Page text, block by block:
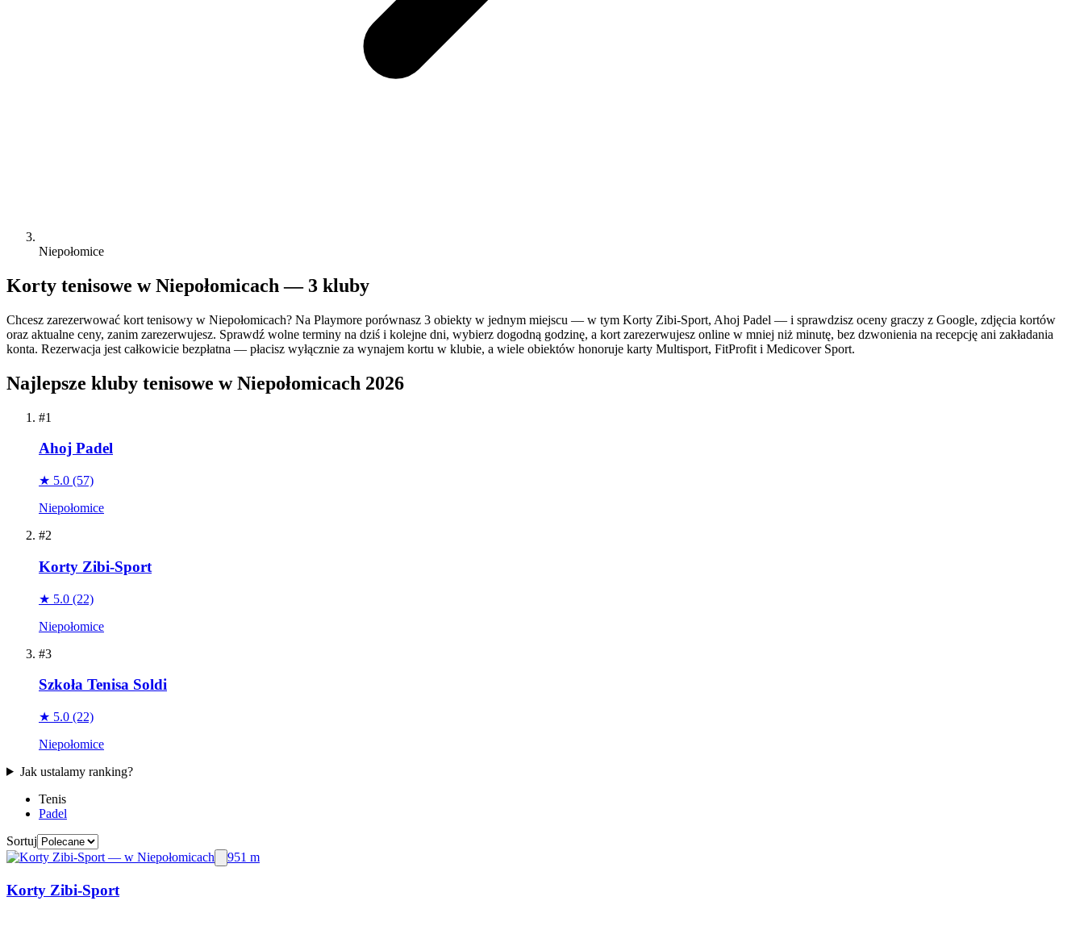
Niepołomice
Korty tenisowe w Niepołomicach — 3 kluby
Chcesz zarezerwować kort tenisowy w Niepołomicach? Na Playmore porównasz 3 obiekty w jednym miejscu — w tym Korty Zibi-Sport, Ahoj Padel — i sprawdzisz oceny graczy z Google, zdjęcia kortów
oraz aktualne ceny, zanim zarezerwujesz. Sprawdź wolne terminy na dziś i kolejne dni, wybierz dogodną godzinę, a kort zarezerwujesz online w mniej niż minutę, bez dzwonienia na recepcję ani zakładania
konta. Rezerwacja jest całkowicie bezpłatna — płacisz wyłącznie za wynajem kortu w klubie, a wiele obiektów honoruje karty Multisport, FitProfit i Medicover Sport.
Najlepsze kluby tenisowe w Niepołomicach 2026
#1
Ahoj Padel
★ 5.0 (57)
Niepołomice
#2
Korty Zibi-Sport
★ 5.0 (22)
Niepołomice
#3
Szkoła Tenisa Soldi
★ 5.0 (22)
Niepołomice
Jak ustalamy ranking?
Tenis
Padel
Sortuj
951 m
Korty Zibi-Sport